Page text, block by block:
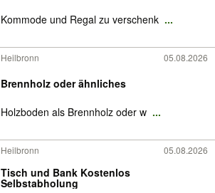
Kommode und Regal zu verschenk ...
Heilbronn 05.08.2026
Brennholz oder ähnliches
Holzboden als Brennholz oder w ...
Heilbronn 05.08.2026
Tisch und Bank Kostenlos
Selbstabholung